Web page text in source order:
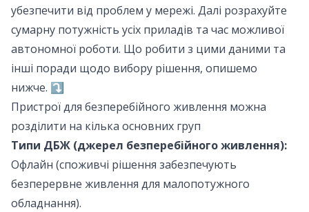
убезпечити від проблем у мережі. Далі розрахуйте
сумарну потужність усіх приладів та час можливої ​​
автономної роботи. Що робити з цими даними та
інші поради щодо вибору рішення, опишемо
нижче. ⤵
Пристрої для безперебійного живлення можна
розділити на кілька основних груп
Типи ДБЖ (джерел безперебійного живлення):
Офлайн (споживчі рішення забезпечують
безперервне живлення для малопотужного
обладнання).